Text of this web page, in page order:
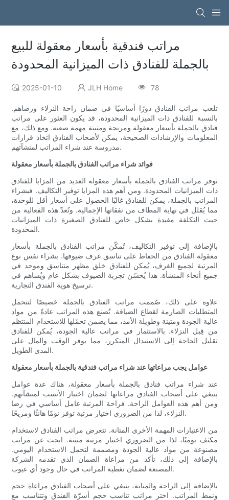
مراتب فندقية بأسعار معقولة للبيع
بالجملة للفنادق ذات الميزانية المحدودة
2025-01-10 JLH Home 78
تلعب مراتب الفنادق دورًا أساسيًا في ضمان راحة النزلاء ورضاهم.
بالنسبة للفنادق ذات الميزانية المحدودة، قد يكون العثور على مراتب
فنادق بالجملة بأسعار معقولة ومريحة ومتينة مهمة صعبة. ومع ذلك، مع
المعلومات والإرشادات الصحيحة، يمكن لأصحاب الفنادق اتخاذ قرارات
مدروسة عند شراء المراتب لمنشآتهم.
فوائد شراء مراتب الفنادق بالجملة بأسعار معقولة
توفر مراتب الفنادق بالجملة بأسعار معقولة العديد من المزايا للفنادق
ذات الميزانيات المحدودة. ومن أهم هذه المزايا توفير التكاليف. فبشراء
المراتب بالجملة، يمكن للفنادق غالبًا الحصول على أسعار أقل للوحدة،
مما يُقلل في نهاية المطاف من نفقاتها الإجمالية. وتُعدّ هذه الفعالية من
حيث التكلفة مفيدة بشكل خاص للفنادق الصغيرة ذات الميزانيات
المحدودة.
بالإضافة إلى توفير التكاليف، تُمكّن مراتب الفنادق بالجملة بأسعار
معقولة الفنادق من الحفاظ على تناسق غرف ضيوفها. بشراء نفس نوع
المرتبة لجميع الغرف، يُمكن للفنادق خلق مظهر متناسق وموحد في
جميع أنحاء المنشأة. هذا يُحسّن تجربة الضيوف بشكل عام ويُساهم في
ترسيخ هوية الفندق التجارية.
علاوة على ذلك، صُممت مراتب الفنادق بالجملة خصيصًا لتتحمل
المتطلبات الصارمة لقطاع الضيافة. تُصنع هذه المراتب عادةً من مواد
عالية الجودة ومتينة وطويلة الأمد، مما يضمن تحمّلها للاستخدام المنتظم
من قِبل النزلاء. بالاستثمار في مراتب عالية الجودة، يُمكن للفنادق
تقليل الحاجة إلى الاستبدال المتكرر، مما يوفر الوقت والمال على
المدى الطويل.
عوامل يجب مراعاتها عند شراء مراتب فندقية بالجملة بأسعار معقولة
عند شراء مراتب فنادق بالجملة بأسعار معقولة، هناك عدة عوامل
ينبغي على أصحاب الفنادق مراعاتها لضمان اختيار الأنسب لمنشآتهم.
ومن أهم هذه العوامل الراحة. فراحة المرتبة عامل أساسي في رضا
النزلاء، لذا من الضروري اختيار مرتبة توفر نومًا هانئًا ومريحًا.
من الاعتبارات المهمة الأخرى المتانة. تتعرض مراتب الفنادق لاستخدام
مكثف يوميًا، لذا من الضروري اختيار مرتبة متينة. ابحث عن مراتب
مصنوعة من مواد عالية الجودة ومصممة لتحمل الاستخدام اليومي.
بالإضافة إلى ذلك، تأكد من مراعاة الضمان الذي تقدمه الشركة
المصنعة لضمان تغطية المراتب في حال وجود أي عيوب.
بالإضافة إلى الراحة والمتانة، ينبغي على أصحاب الفنادق مراعاة حجم
ونمط المراتب. اختر مراتب تناسب حجم أسرّة الفندق وتتناسب مع